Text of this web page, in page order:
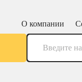
О компании